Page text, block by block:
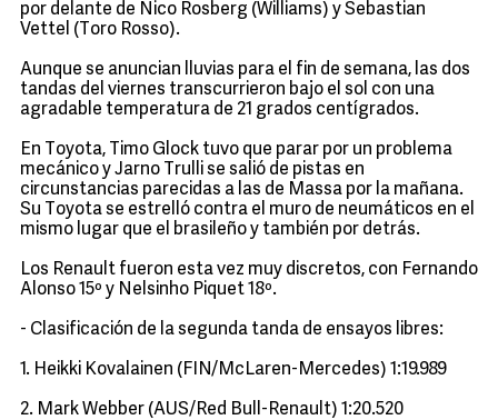
por delante de Nico Rosberg (Williams) y Sebastian
Vettel (Toro Rosso).
Aunque se anuncian lluvias para el fin de semana, las dos
tandas del viernes transcurrieron bajo el sol con una
agradable temperatura de 21 grados centígrados.
En Toyota, Timo Glock tuvo que parar por un problema
mecánico y Jarno Trulli se salió de pistas en
circunstancias parecidas a las de Massa por la mañana.
Su Toyota se estrelló contra el muro de neumáticos en el
mismo lugar que el brasileño y también por detrás.
Los Renault fueron esta vez muy discretos, con Fernando
Alonso 15º y Nelsinho Piquet 18º.
- Clasificación de la segunda tanda de ensayos libres:
1. Heikki Kovalainen (FIN/McLaren-Mercedes) 1:19.989
2. Mark Webber (AUS/Red Bull-Renault) 1:20.520